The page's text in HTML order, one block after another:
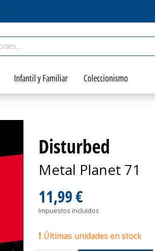
Infantil y Familiar Coleccionismo
Disturbed
Metal Planet 71
11,99 €
Impuestos incluidos
Últimas unidades en stock